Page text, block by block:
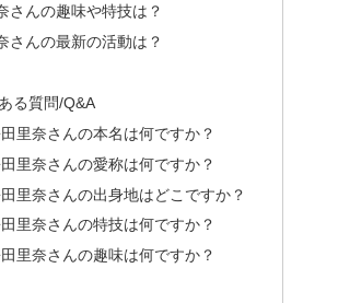
さんの趣味や特技は？
さんの最新の活動は？
る質問/Q&A
里奈さんの本名は何ですか？
里奈さんの愛称は何ですか？
里奈さんの出身地はどこですか？
里奈さんの特技は何ですか？
里奈さんの趣味は何ですか？